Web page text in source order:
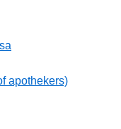
apothekers)